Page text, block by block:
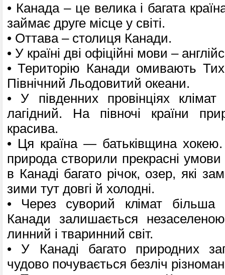
• Канада – це велика і багата
займає друге місце у світі.
• Оттава – столиця Канади.
• У країні дві офіційні мови –
• Тери­торію Канади омивають
Північний Льодовитий океани.
• У пів­денних провінціях
лагідний. На півночі країни
красива.
• Ця країна — батьківщина хокею.
природа створили прекрасні
в Канаді багато річок, озер, які
зими тут довгі й холодні.
• Через суворий клімат більша
Канади залишається
линний і тваринний світ.
• У Канаді багато природ­них
чудово почувається безліч